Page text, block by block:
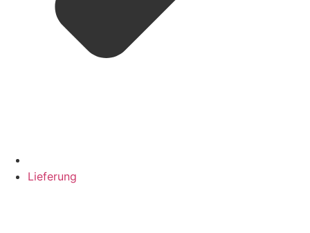
Lieferung